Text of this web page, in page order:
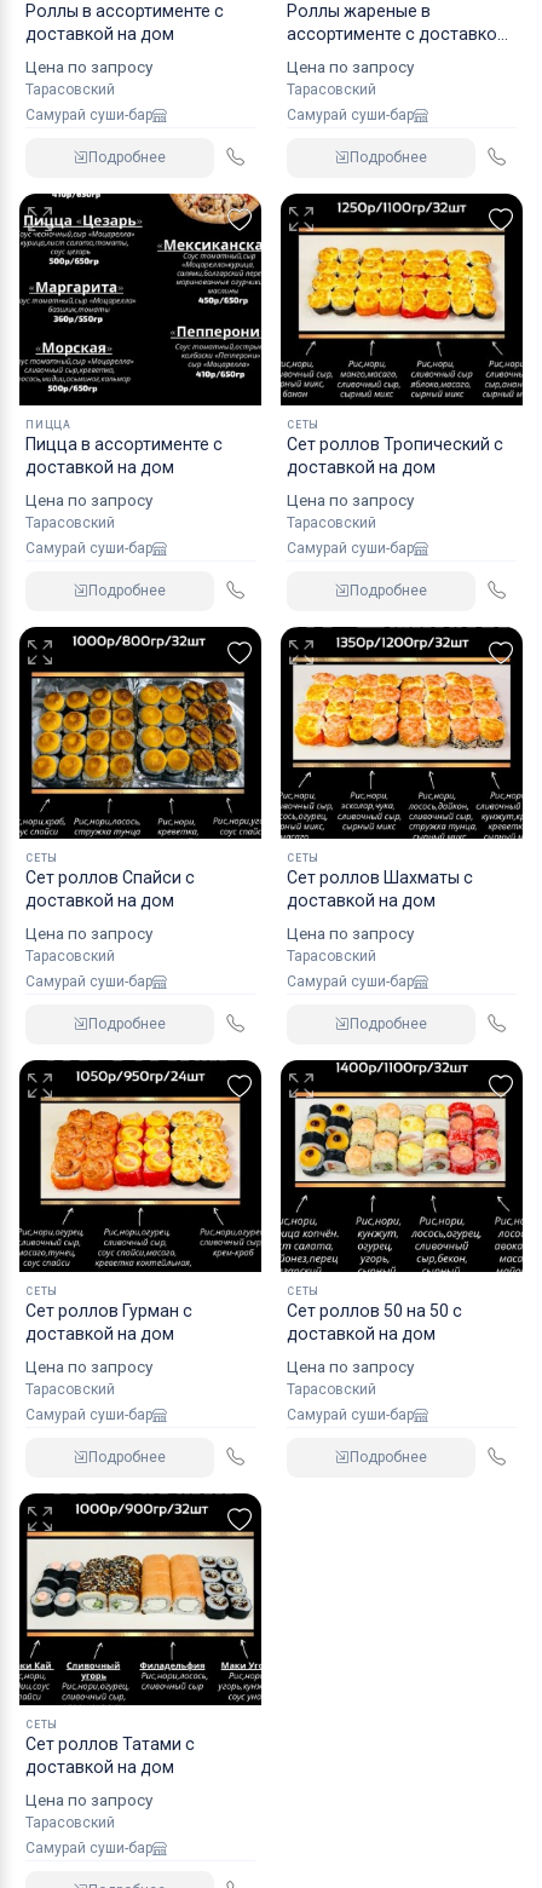
Роллы в ассортименте с
доставкой на дом
Цена по запросу
Тарасовский
Самурай суши-бар
Подробнее
Роллы жареные в
ассортименте с доставкой
на дом
Цена по запросу
Тарасовский
Самурай суши-бар
Подробнее
ПИЦЦА
Пицца в ассортименте с
доставкой на дом
Цена по запросу
Тарасовский
Самурай суши-бар
Подробнее
СЕТЫ
Сет роллов Тропический с
доставкой на дом
Цена по запросу
Тарасовский
Самурай суши-бар
Подробнее
СЕТЫ
Сет роллов Спайси с
доставкой на дом
Цена по запросу
Тарасовский
Самурай суши-бар
Подробнее
СЕТЫ
Сет роллов Шахматы с
доставкой на дом
Цена по запросу
Тарасовский
Самурай суши-бар
Подробнее
СЕТЫ
Сет роллов Гурман с
доставкой на дом
Цена по запросу
Тарасовский
Самурай суши-бар
Подробнее
СЕТЫ
Сет роллов 50 на 50 с
доставкой на дом
Цена по запросу
Тарасовский
Самурай суши-бар
Подробнее
СЕТЫ
Сет роллов Татами с
доставкой на дом
Цена по запросу
Тарасовский
Самурай суши-бар